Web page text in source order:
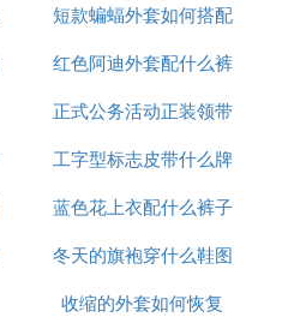
短款蝙蝠外套如何搭配
红色阿迪外套配什么裤
子图片
正式公务活动正装领带
的颜色
工字型标志皮带什么牌
子
蓝色花上衣配什么裤子
图片
冬天的旗袍穿什么鞋图
片欣赏
收缩的外套如何恢复